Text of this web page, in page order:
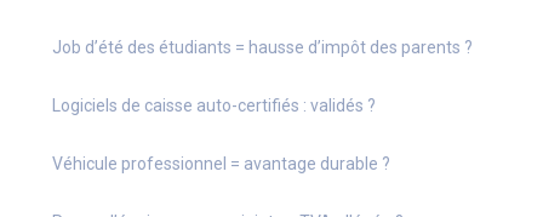
Job d’été des étudiants = hausse d’impôt des parents ?
Logiciels de caisse auto-certifiés : validés ?
Véhicule professionnel = avantage durable ?